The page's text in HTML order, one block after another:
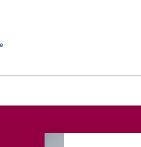
wetenschap, technologie en